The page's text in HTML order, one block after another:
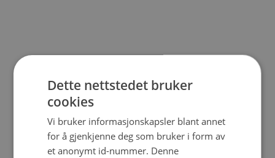
Dette nettstedet bruker
cookies
Vi bruker informasjonskapsler blant annet
for å gjenkjenne deg som bruker i form av
et anonymt id-nummer. Denne